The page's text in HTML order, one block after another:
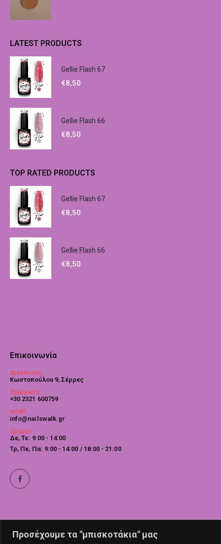
Προσέχουμε τα "μπισκοτάκια" μας
LATEST PRODUCTS
Gellie Flash 67
€8,50
Gellie Flash 66
€8,50
TOP RATED PRODUCTS
Gellie Flash 67
€8,50
Gellie Flash 66
€8,50
Επικοινωνία
Διεύθυνση:
Κωστοπούλου 9, Σέρρες
Τηλέφωνο:
+30 2321 600759
email:
info@nailswalk.gr
Ωράριο:
Δε, Τε: 9:00 - 14:00
Τρ, Πε, Πα: 9:00 - 14:00 / 18:00 - 21:00